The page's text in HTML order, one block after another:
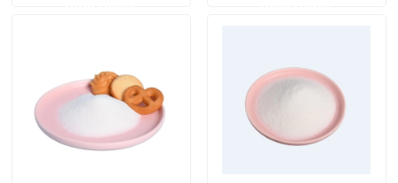
Ζητήστε ένα απόσπασμα
E471 γαλακτωματοποιητής τροφίμων